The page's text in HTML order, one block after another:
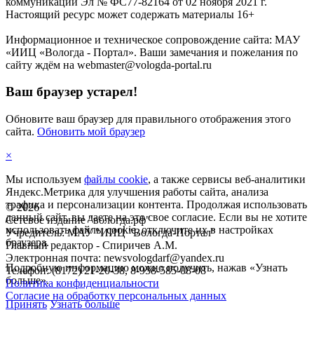
©2026
Сетевое издание "вологда.рф"
Учредитель: МАУ "ИИЦ "Вологда-Портал"
Главный редактор - Спиричев А.М.
Электронная почта: newsvologdarf@yandex.ru
Телефон: (8172) 21-20-38, 8-958-585-08-08
Политика конфиденциальности
Согласие на обработку персональных данных
Настоящий ресурс может содержать материалы 16+
Информационное и техническое сопровождение сайта: МАУ
«ИИЦ «Вологда - Портал». Ваши замечания и пожелания по
сайту ждём на webmaster@vologda-portal.ru
Ваш браузер устарел!
Обновите ваш браузер для правильного отображения этого
сайта. Обновить мой браузер
×
Мы используем файлы cookie, а также сервисы веб-аналитики
Яндекс.Метрика для улучшения работы сайта, анализа
трафика и персонализации контента. Продолжая использовать
данный сайт, вы даете на это свое согласие. Если вы не хотите
использовать файлы cookie, отключите их в настройках
браузера.
Подробную информацию можно получить, нажав «Узнать
больше».
Принять Узнать больше